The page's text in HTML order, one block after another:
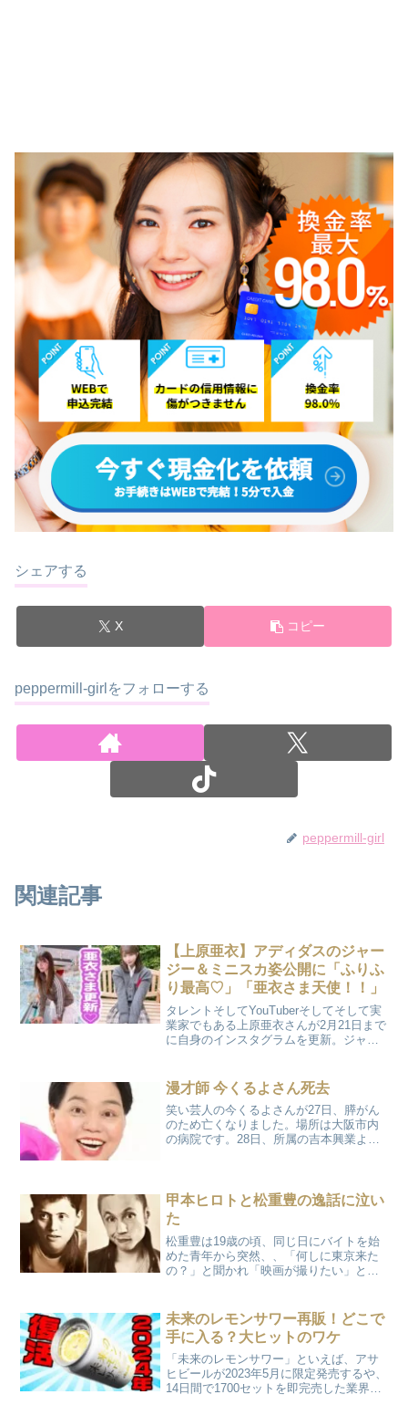
シェアする
X コピー
peppermill-girlをフォローする
peppermill-girl
関連記事
【上原亜衣】アディダスのジャー
ジー＆ミニスカ姿公開に「ふりふ
り最高♡」「亜衣さま天使！！」
タレントそしてYouTuberそしてそして実
業家でもある上原亜衣さんが2月21日まで
に自身のインスタグラムを更新。ジャー
「クレーンゲームは下手です」と綴って
い...
漫才師 今くるよさん死去
笑い芸人の今くるよさんが27日、膵がん
のため亡くなりました。場所は大阪市内
の病院です。28日、所属の吉本興業より
レビや舞台などで...
甲本ヒロトと松重豊の逸話に泣い
た
松重豊は19歳の頃、同じ日にバイトを始
めた青年から突然、、「何しに東京来た
の？」と聞かれ「映画が撮りたい」と答
かりの甲本ヒロトだった。同い年の2人は
すぐに意気投合し、そ...
未来のレモンサワー再販！どこで
手に入る？大ヒットのワケ
「未来のレモンサワー」といえば、アサ
ヒビールが2023年5月に限定発売するや、
14日間で1700セットを即完売した業界注